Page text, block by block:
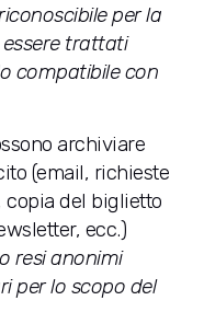
per la
trattati
compatibile con
archiviare
(email, richieste
copia del biglietto
ecc.)
resi anonimi
per lo scopo del